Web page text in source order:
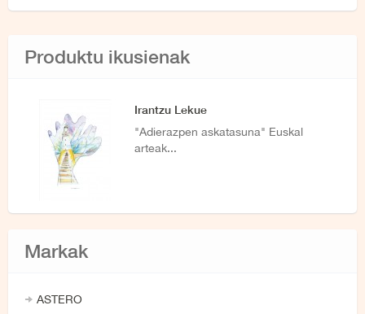
Produktu ikusienak
Irantzu Lekue
"Adierazpen askatasuna" Euskal
arteak...
Markak
ASTERO